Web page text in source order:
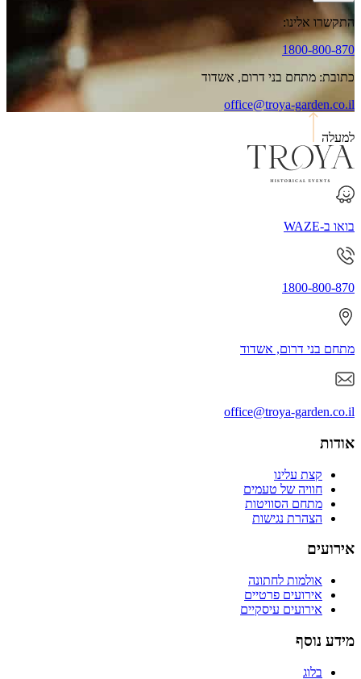
התקשרו אלינו:
1800-800-870
כתובת: מתחם בני דרום, אשדוד
office@troya-garden.co.il
למעלה
בואו ב-WAZE
1800-800-870
מתחם בני דרום, אשדוד
office@troya-garden.co.il
אודות
קצת עלינו
חוויה של טעמים
מתחם הסוויטות
הצהרת נגישות
אירועים
אולמות לחתונה
אירועים פרטיים
אירועים עיסקיים
מידע נוסף
בלוג